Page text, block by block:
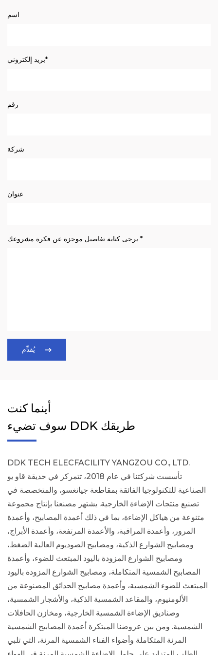
اسم
بريد إلكتروني*
رقم
شركة
عنوان
يرجى كتابة تفاصيل موجزة عن فكرة مشروعك *
يُقدِّم
أينما كنت
سوف تضيء DDK طريقك
DDK TECH ELECFACILITY YANGZOU CO., LTD.
تأسست شركتنا في عام 2018، تتمركز في حديقة قاو يو
الصناعية للتكنولوجيا الفائقة بمقاطعة جيانغسو، والمتخصصة في
تصنيع منتجات الإضاءة الخارجية. يشتهر مصنعنا بإنتاج مجموعة
متنوعة من هياكل الإضاءة، بما في ذلك أعمدة المصابيح، وأعمدة
المرور، وأعمدة المراقبة، والأعمدة المرتفعة، وأعمدة الأبراج،
ومصابيح الشوارع الذكية، ومصابيح الصوديوم العالية الضغط،
ومصابيح الشوارع المزودة باليود المبتعث للضوء، وأعمدة
المصابيح الشمسية المتكاملة، ومصابيح الشوارع المزودة باليود
المبتعث للضوء الشمسية، وأعمدة مصابيح الحدائق المصنوعة من
الألومنيوم، والمقاعد الشمسية الذكية، والأشجار الشمسية،
وصناديق الإضاءة الشمسية الخارجية، ومخازن الحافلات
الشمسية. ومن بين عروضنا المبتكرة أعمدة المصابيح الشمسية
المرنة المتكاملة وأضواء الفناء الشمسية المرنة، التي تلبي